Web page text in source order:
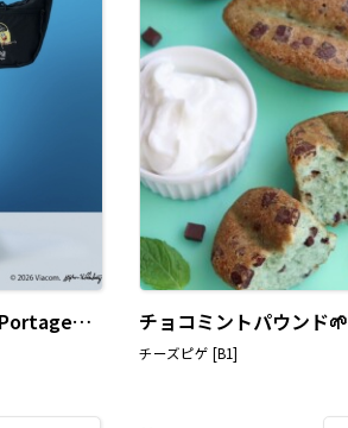
スポンジ・ボブ×Manhattan Portageのコラボ・コレクション発売 チョコミントパウンド🌱
チーズピゲ [B1]